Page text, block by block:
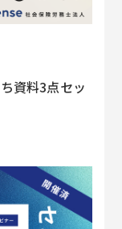
資料3点セッ